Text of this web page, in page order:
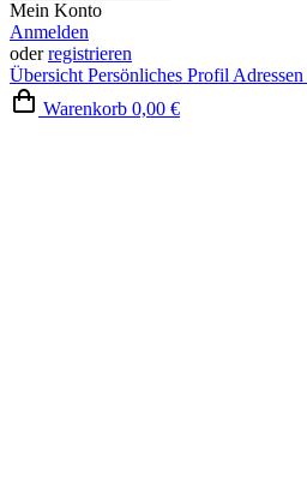
Mein Konto
Anmelden
oderregistrieren
Übersicht Persönliches Profil Adressen
Warenkorb 0,00 €